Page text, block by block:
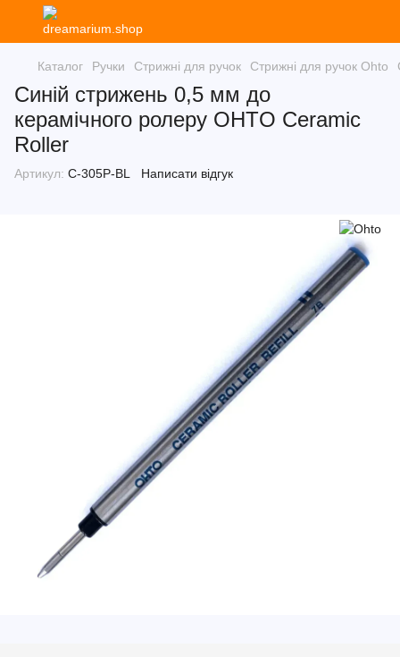
Каталог Ручки Стрижні для ручок Стрижні для ручок Ohto
Синій стрижень 0,5 мм до
керамічного ролеру OHTO Ceramic
Roller
Артикул: C-305P-BL Написати відгук